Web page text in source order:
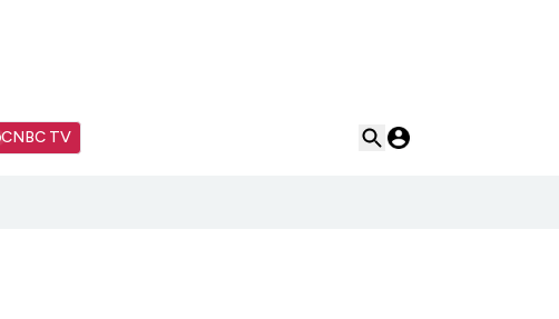
CNBC TV